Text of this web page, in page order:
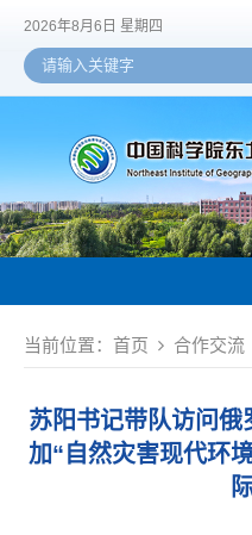
2026年8月6日 星期四
当前位置： 首页 合作交流
苏阳书记带队访问
加“自然灾害现代环